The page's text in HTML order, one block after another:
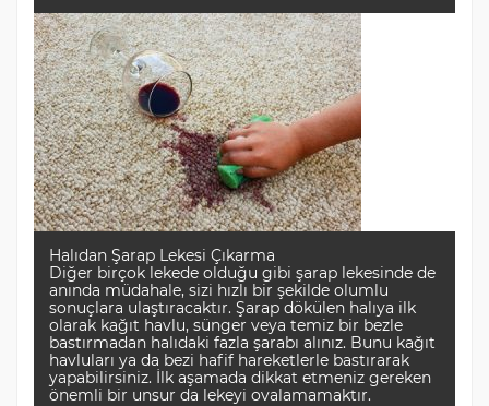
Halıdan Şarap Lekesi Çıkarma
Diğer birçok lekede olduğu gibi şarap lekesinde de
anında müdahale, sizi hızlı bir şekilde olumlu
sonuçlara ulaştıracaktır. Şarap dökülen halıya ilk
olarak kağıt havlu, sünger veya temiz bir bezle
bastırmadan halıdaki fazla şarabı alınız. Bunu kağıt
havluları ya da bezi hafif hareketlerle bastırarak
yapabilirsiniz. İlk aşamada dikkat etmeniz gereken
önemli bir unsur da lekeyi ovalamamaktır.